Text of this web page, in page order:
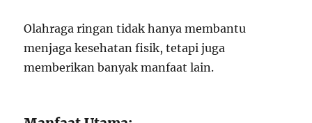
Olahraga ringan tidak hanya membantu
menjaga kesehatan fisik, tetapi juga
memberikan banyak manfaat lain.